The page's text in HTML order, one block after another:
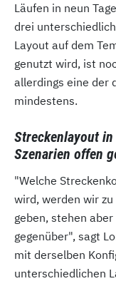
Läufen in neun
drei
Layout auf dem
genutzt wird, ist
allerdings eine der
mindestens.
Streckenlayout
Szenarien offen
"Welche
wird, werden wir
geben, stehen
gegenüber", sagt
mit derselben
unterschiedlichen